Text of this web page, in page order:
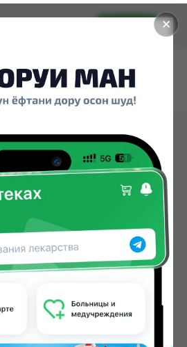
✕
Установить
- SIBERIAN
WELLNESS можно купить
Эколайф по цене от
и других городах